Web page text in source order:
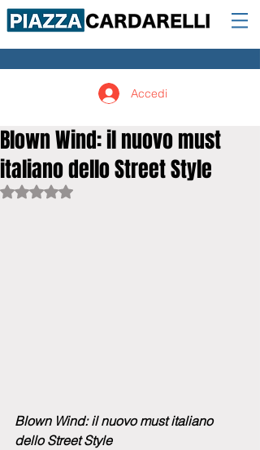
Accedi
Blown Wind: il nuovo must
italiano dello Street Style
Valutazione NaN stelle su 5.
Blown Wind: il nuovo must italiano
dello Street Style